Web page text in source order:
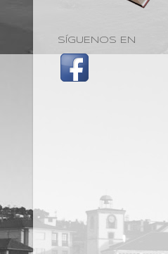
SÍGUENOS EN